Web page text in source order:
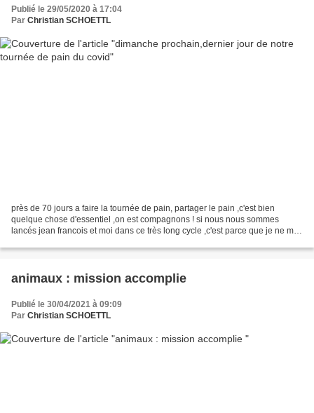
Publié le 29/05/2020 à 17:04
Par Christian SCHOETTL
près de 70 jours a faire la tournée de pain, partager le pain ,c'est bien
quelque chose d'essentiel ,on est compagnons ! si nous nous sommes
lancés jean francois et moi dans ce très long cycle ,c'est parce que je ne me
animaux : mission accomplie
Publié le 30/04/2021 à 09:09
Par Christian SCHOETTL